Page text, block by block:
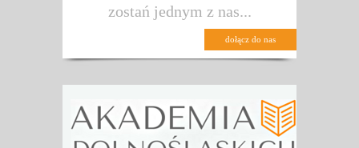
zostań jednym z nas...